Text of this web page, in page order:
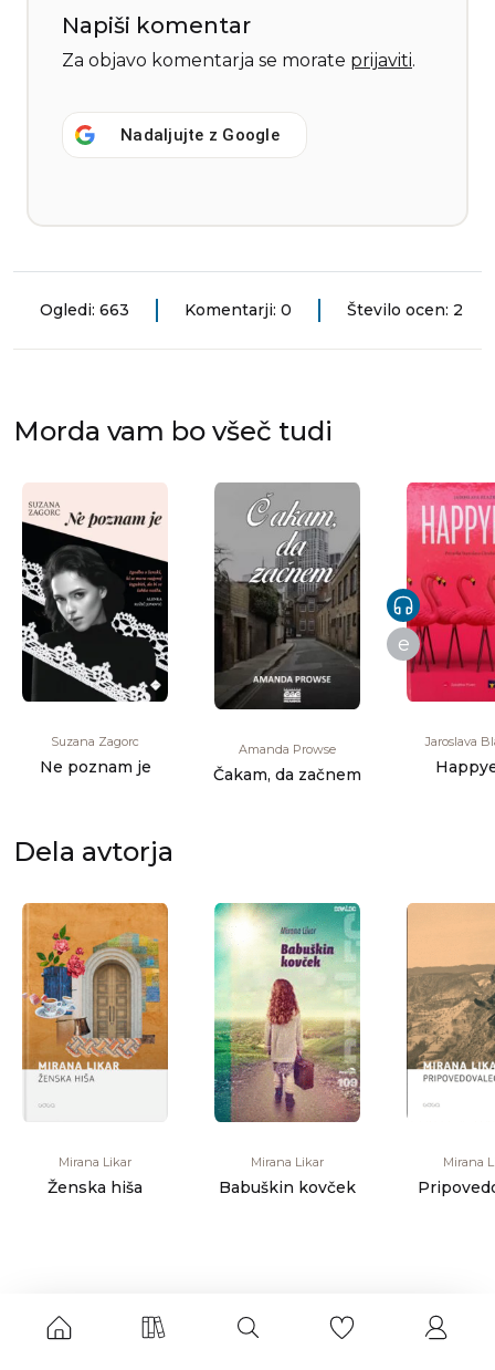
Napiši komentar
Za objavo komentarja se morate prijaviti.
Nadaljujte z Google
Ogledi: 663 Komentarji: 0 Število ocen: 2
Morda vam bo všeč tudi
Suzana Zagorc
Ne poznam je
Amanda Prowse
Čakam, da začnem
e
Jaroslava
Dela avtorja
Mirana Likar
Ženska hiša
Mirana Likar
Babuškin kovček
Mirana